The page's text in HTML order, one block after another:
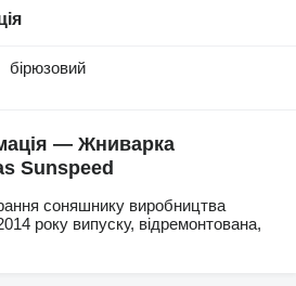
бірюзовий
— Жниварка
Sunspeed
соняшнику виробництва
року випуску, відремонтована,